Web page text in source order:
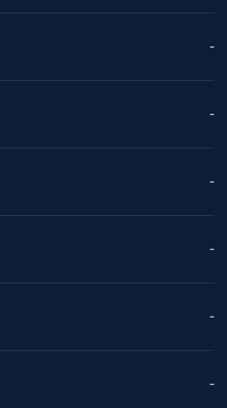
--
--
--
--
--
--